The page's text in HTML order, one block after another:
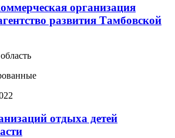
организация
развития Тамбовской
отдыха детей